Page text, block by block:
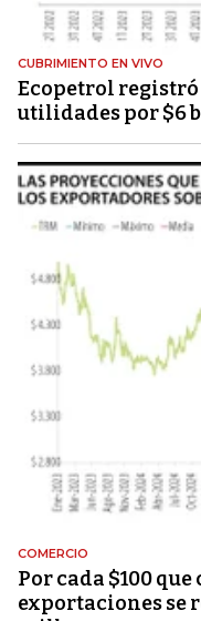
CUBRIMIENTO EN VIVO
Ecopetrol
utilidades por $6
COMERCIO
Por cada $100 que
exportaciones se